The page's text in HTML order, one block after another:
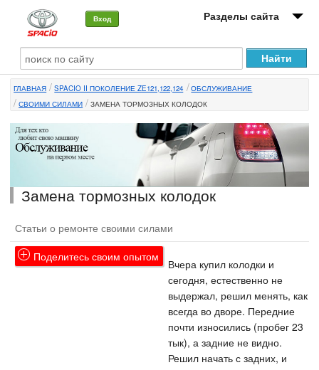
Вход Разделы сайта
О машине
Автоклуб
Форумы
Сервисы и услуги
Новости
ГЛАВНАЯ SPACIO II ПОКОЛЕНИЕ ZE121,122,124
ОБСЛУЖИВАНИЕ
СВОИМИ СИЛАМИ
ЗАМЕНА ТОРМОЗНЫХ КОЛОДОК
Замена тормозных колодок
Статьи о ремонте своими силами
Поделитесь своим опытом
Вчера купил колодки и
сегодня, естественно не
выдержал, решил менять, как
всегда во дворе. Передние
почти износились (пробег 23
тык), а задние не видно.
Решил начать с задних, и